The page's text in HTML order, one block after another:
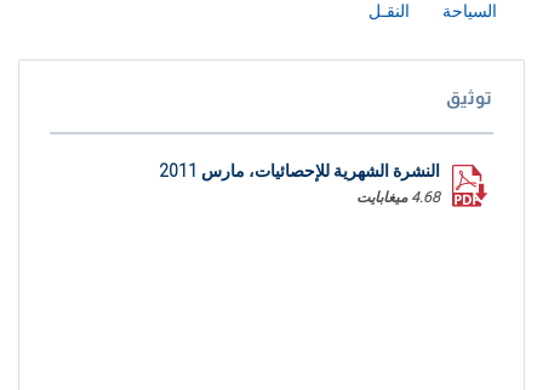
السياحة
النقـل
توثيق
النشرة الشهرية للإحصائيات، مارس 2011
4.68 ميغابايت